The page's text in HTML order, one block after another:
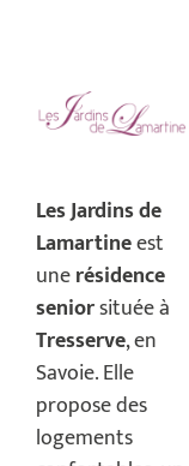
Les Jardins de
Lamartineest
unerésidence
seniorsituée à
Tresserve, en
Savoie. Elle
propose des
logements